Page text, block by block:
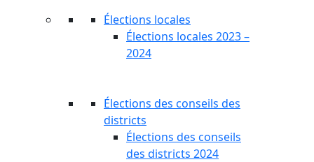
Élections locales
Élections locales 2023 –
2024
Élections des conseils des
districts
Élections des conseils
des districts 2024